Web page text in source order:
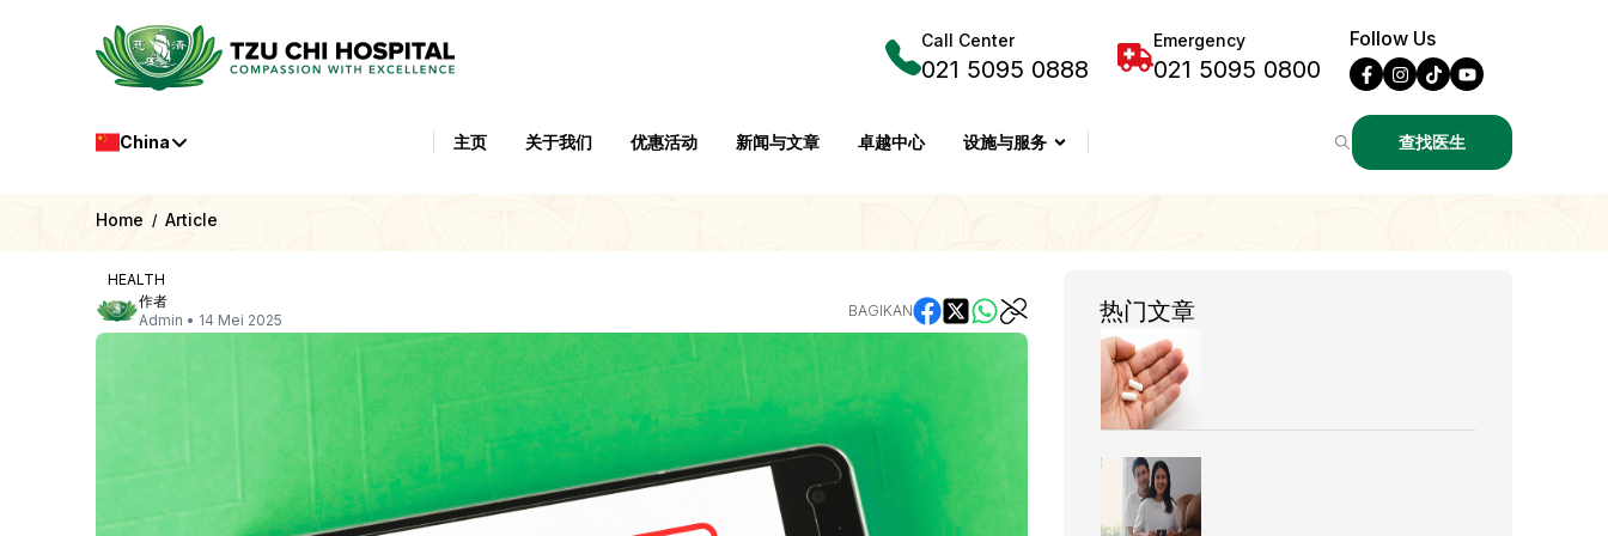
Call Center
021 5095 0888
Emergency
021 5095 0800
Follow Us
China 主页 关于我们 优惠活动 新闻与文章 卓越中心 设施与服务 查找医生
Home / Article
HEALTH
作者
Admin • 14 Mei 2025
BAGIKAN 热门文章